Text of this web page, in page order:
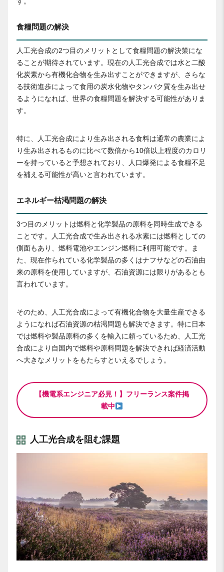
食糧問題の解決
人工光合成の2つ目のメリットとして食糧問題の解決策にな
ることが期待されています。現在の人工光合成では水と二酸
化炭素から有機化合物を生み出すことができますが、さらな
る技術進歩によって食用の炭水化物やタンパク質を生み出せ
るようになれば、世界の食糧問題を解決する可能性がありま
す。
特に、人工光合成により生み出される食料は通常の農業によ
り生み出されるものに比べて数倍から10倍以上程度のカロリ
ーを持っていると予想されており、人口爆発による食糧不足
を補える可能性が高いと言われています。
エネルギー枯渇問題の解決
3つ目のメリットは燃料と化学製品の原料を同時生成できる
ことです。人工光合成で生み出される水素には燃料としての
側面もあり、燃料電池やエンジン燃料に利用可能です。ま
た、現在作られている化学製品の多くはナフサなどの石油由
来の原料を使用していますが、石油資源には限りがあるとも
言われています。
そのため、人工光合成によって有機化合物を大量生産できる
ようになれば石油資源の枯渇問題も解決できます。特に日本
では燃料や製品原料の多くを輸入に頼っているため、人工光
合成により自国内で燃料や原料問題を解決できれば経済活動
へ大きなメリットをもたらすといえるでしょう。
【機電系エンジニア必見！】フリーランス案件掲
載中
人工光合成を阻む課題